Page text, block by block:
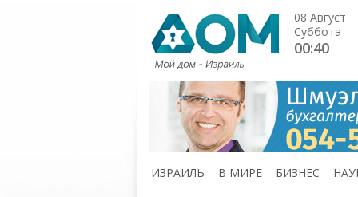
08 Август
Суббота
00:40
ИЗРАИЛЬ В МИРЕ БИЗНЕС